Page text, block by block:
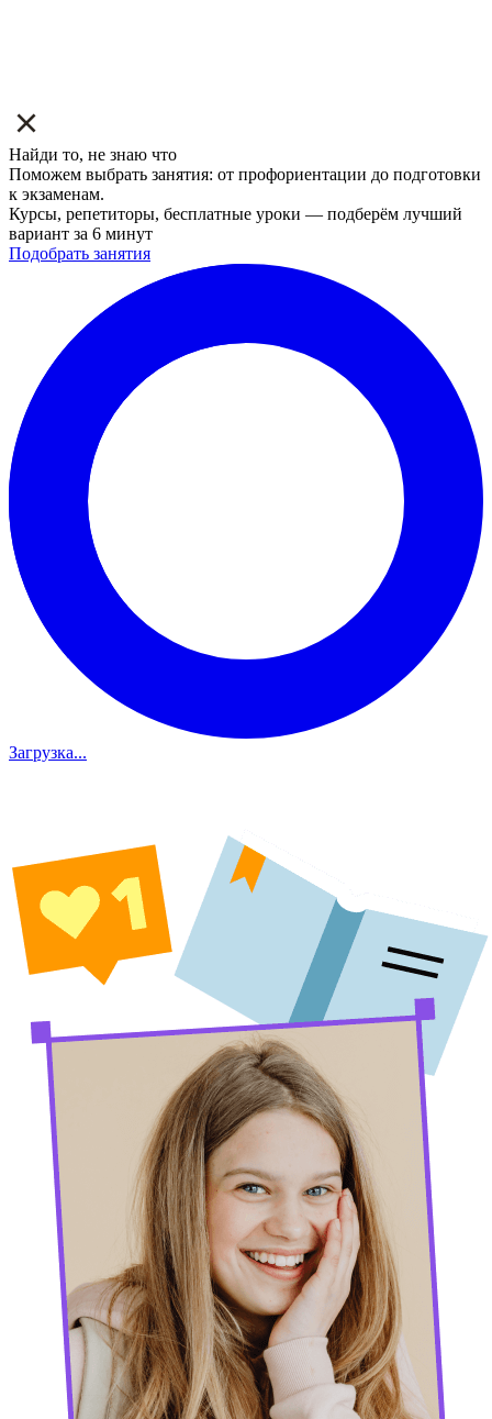
Найди то, не знаю что
Поможем выбрать занятия: от профориентации до подготовки
к экзаменам.
Курсы, репетиторы, бесплатные уроки — подберём лучший
вариант за 6 минут
Подобрать занятия
Загрузка...